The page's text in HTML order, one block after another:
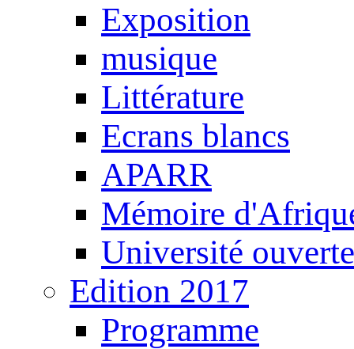
Exposition
musique
Littérature
Ecrans blancs
APARR
Mémoire
Université ouverte
Edition 2017
Programme